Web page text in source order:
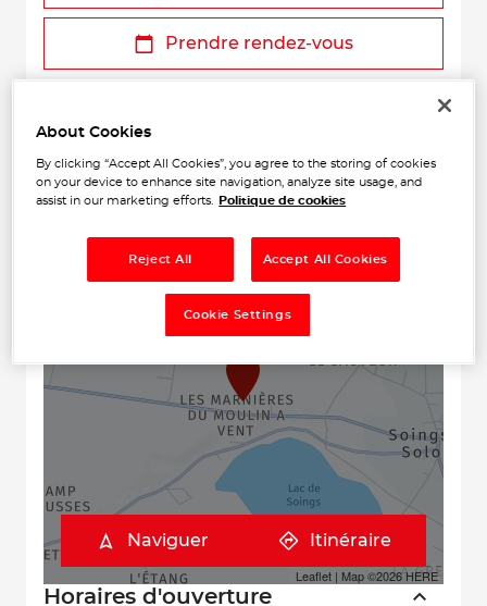
Prendre rendez-vous
Horaires d'ouverture
Leaflet | Map ©2026 HERE
Naviguer Itinéraire
About Cookies
By clicking “Accept All Cookies”, you agree to the storing of cookies
on your device to enhance site navigation, analyze site usage, and
assist in our marketing efforts.
Politique de cookies
Reject All Accept All Cookies
Cookie Settings